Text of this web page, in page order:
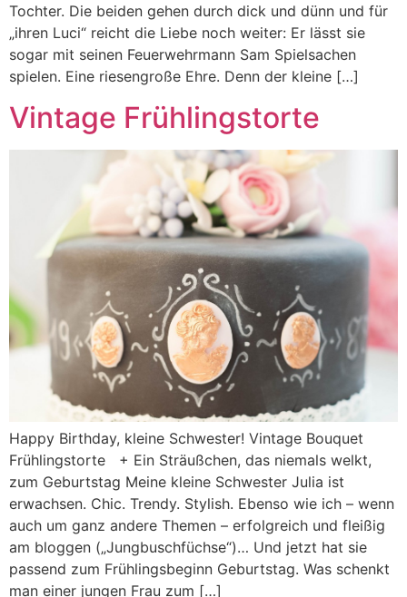
Tochter. Die beiden gehen durch dick und dünn und für
„ihren Luci“ reicht die Liebe noch weiter: Er lässt sie
sogar mit seinen Feuerwehrmann Sam Spielsachen
spielen. Eine riesengroße Ehre. Denn der kleine […]
Vintage Frühlingstorte
Happy Birthday, kleine Schwester! Vintage Bouquet
Frühlingstorte + Ein Sträußchen, das niemals welkt,
zum Geburtstag Meine kleine Schwester Julia ist
erwachsen. Chic. Trendy. Stylish. Ebenso wie ich – wenn
auch um ganz andere Themen – erfolgreich und fleißig
am bloggen („Jungbuschfüchse“)… Und jetzt hat sie
passend zum Frühlingsbeginn Geburtstag. Was schenkt
man einer jungen Frau zum […]